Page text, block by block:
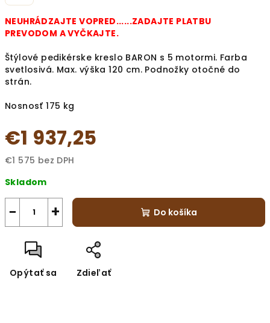
NEUHRÁDZAJTE VOPRED......ZADAJTE PLATBU
PREVODOM A VYČKAJTE.
Štýlové pedikérske kreslo BARON s 5 motormi. Farba
svetlosivá. Max. výška 120 cm. Podnožky otočné do
strán.
Nosnosť 175 kg
€1 937,25
€1 575 bez DPH
cena:
Skladom
+
− Do košíka
Opýtať sa Zdieľať
A
R
M